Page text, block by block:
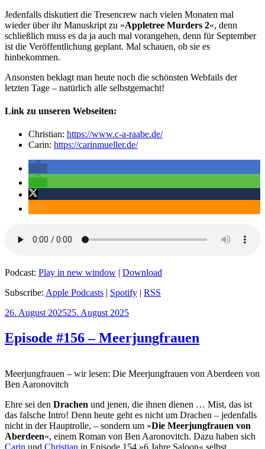
Jedenfalls diskutiert die Tresencrew nach vielen Monaten mal
wieder über ihr Manuskript zu »Appletree Murders 2«, denn
schließlich muss es da ja auch mal vorangehen, denn für September
ist die Veröffentlichung geplant. Mal schauen, ob sie es
hinbekommen.
Ansonsten beklagt man heute noch die schönsten Webfails der
letzten Tage – natürlich alle selbstgemacht!
Link zu unseren Webseiten:
Christian: https://www.c-a-raabe.de/
Carin: https://carinmueller.de/
Podcast: Play in new window | Download
Subscribe: Apple Podcasts | Spotify | RSS
Veröffentlicht
26. August 202525. August 2025
Episode #156 – Meerjungfrauen
Meerjungfrauen – wir lesen: Die Meerjungfrauen von Aberdeen von
Ben Aaronovitch
Ehre sei den Drachen und jenen, die ihnen dienen … Mist, das ist
das falsche Intro! Denn heute geht es nicht um Drachen – jedenfalls
nicht in der Hauptrolle, – sondern um »Die Meerjungfrauen von
Aberdeen«, einem Roman von Ben Aaronovitch. Dazu haben sich
Carin und Christian in Episode 154 »6 Jahre Saloon« selbst